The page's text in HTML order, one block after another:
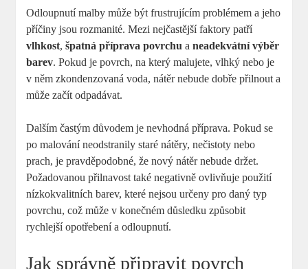
Odloupnutí malby může být frustrujícím problémem a jeho
příčiny jsou rozmanité. Mezi nejčastější faktory patří
vlhkost,špatná příprava povrchu aneadekvátní výběr
barev. Pokud je povrch, na který malujete, vlhký nebo je
v něm zkondenzovaná voda, nátěr nebude dobře přilnout a
může začít odpadávat.
Dalším častým důvodem je nevhodná příprava. Pokud se
po malování neodstranily staré nátěry, nečistoty nebo
prach, je pravděpodobné, že nový nátěr nebude držet.
Požadovanou přilnavost také negativně ovlivňuje použití
nízkokvalitních barev, které nejsou určeny pro daný typ
povrchu, což může v konečném důsledku způsobit
rychlejší opotřebení a odloupnutí.
Jak správně připravit povrch